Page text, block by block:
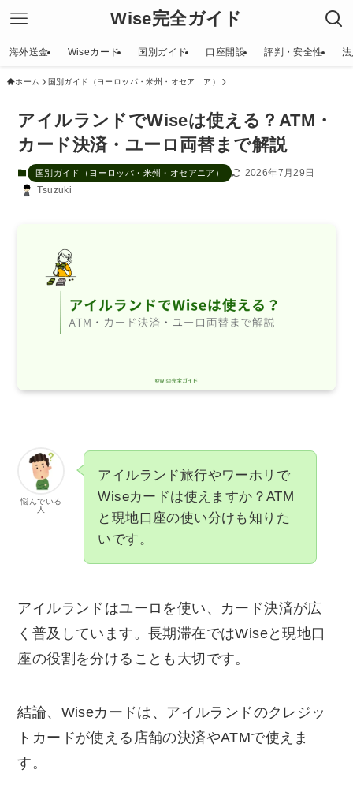
Wise完全ガイド
海外送金 Wiseカード 国別ガイド 口座開設 評判・安全性
ホーム 国別ガイド（ヨーロッパ・米州・オセアニア）
アイルランドでWiseは使える？ATM・
カード決済・ユーロ両替まで解説
国別ガイド（ヨーロッパ・米州・オセアニア）
2026年7月29日
Tsuzuki
悩んでいる
人
アイルランド旅行やワーホリで
Wiseカードは使えますか？ATM
と現地口座の使い分けも知りた
いです。
アイルランドはユーロを使い、カード決済が広
く普及しています。長期滞在ではWiseと現地口
座の役割を分けることも大切です。
結論、Wiseカードは、アイルランドのクレジッ
トカードが使える店舗の決済やATMで使えま
す。